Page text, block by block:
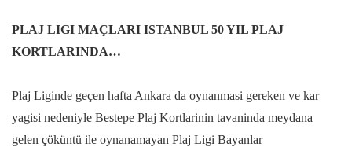
PLAJ LIGI MAÇLARI ISTANBUL 50 YIL PLAJ
KORTLARINDA…
Plaj Liginde geçen hafta Ankara da oynanmasi gereken ve kar
yagisi nedeniyle Bestepe Plaj Kortlarinin tavaninda meydana
gelen çöküntü ile oynanamayan Plaj Ligi Bayanlar